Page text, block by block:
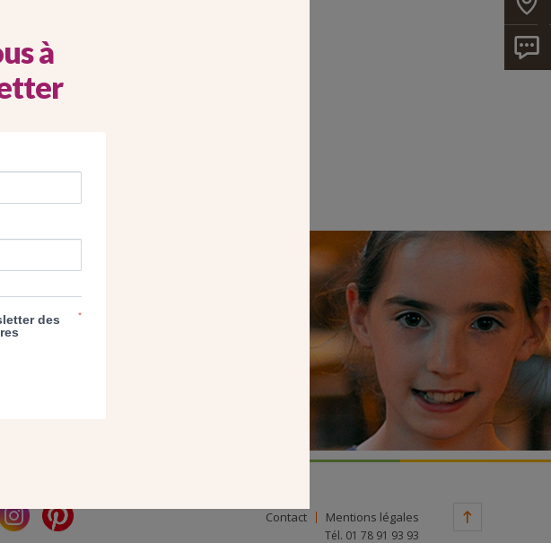
instagram
Contact Mentions légales
Tél. 01 78 91 93 93
à
des
*